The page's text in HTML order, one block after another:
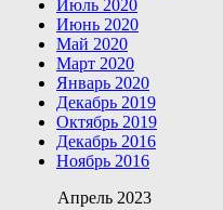
Июль 2020
Июнь 2020
Май 2020
Март 2020
Январь 2020
Декабрь 2019
Октябрь 2019
Декабрь 2016
Ноябрь 2016
Апрель 2023